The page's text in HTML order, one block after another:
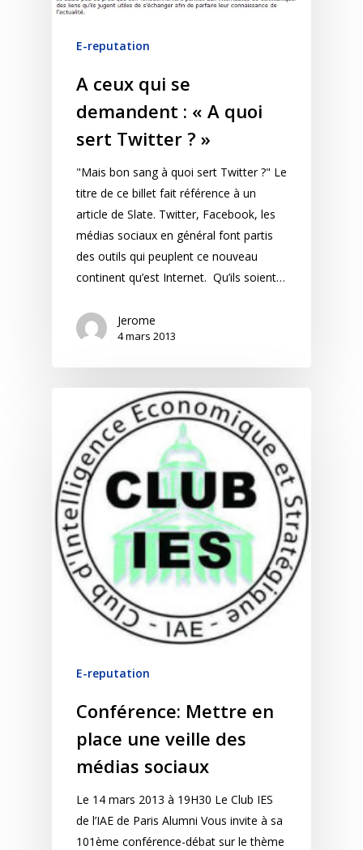
E-reputation
A ceux qui se
demandent : « A quoi
sert Twitter ? »
"Mais bon sang à quoi sert Twitter ?" Le
titre de ce billet fait référence à un
article de Slate. Twitter, Facebook, les
médias sociaux en général font partis
des outils qui peuplent ce nouveau
continent qu’est Internet. Qu’ils soient…
Jerome
4 mars 2013
E-reputation
Conférence: Mettre en
place une veille des
médias sociaux
Le 14 mars 2013 à 19H30 Le Club IES
de l’IAE de Paris Alumni Vous invite à sa
101ème conférence-débat sur le thème